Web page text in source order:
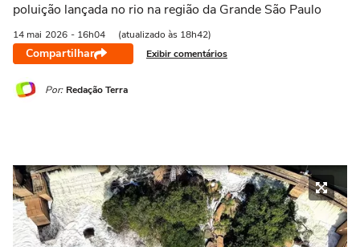
poluição lançada no rio na região da Grande São Paulo
14 mai 2026 - 16h04 (atualizado às 18h42)
Compartilhar Exibir comentários
Por: Redação Terra